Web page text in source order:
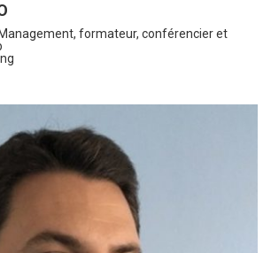
formateur, conférencier et